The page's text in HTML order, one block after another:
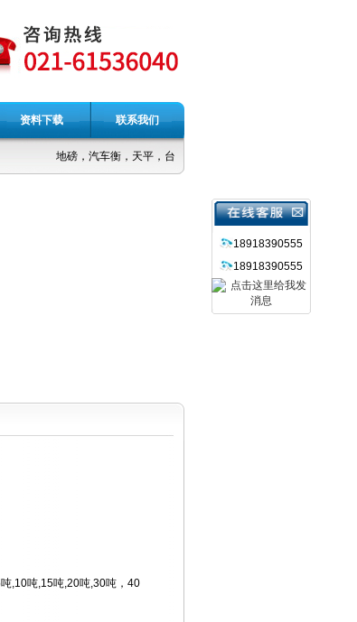
资料下载 联系我们
地磅，汽车衡，天平，台秤，吊秤，电子称
18918390555
18918390555
,10吨,15吨,20吨,30吨，40